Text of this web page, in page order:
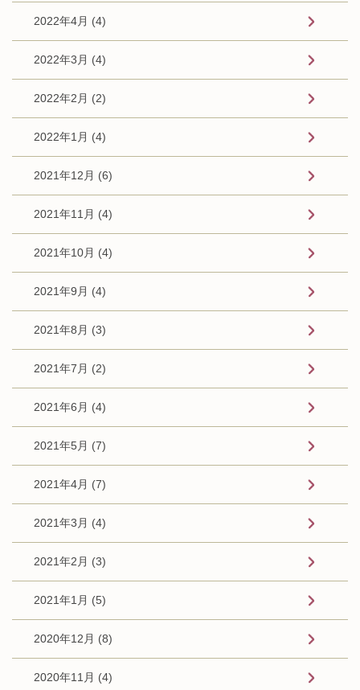
2022年4月 (4)
2022年3月 (4)
2022年2月 (2)
2022年1月 (4)
2021年12月 (6)
2021年11月 (4)
2021年10月 (4)
2021年9月 (4)
2021年8月 (3)
2021年7月 (2)
2021年6月 (4)
2021年5月 (7)
2021年4月 (7)
2021年3月 (4)
2021年2月 (3)
2021年1月 (5)
2020年12月 (8)
2020年11月 (4)